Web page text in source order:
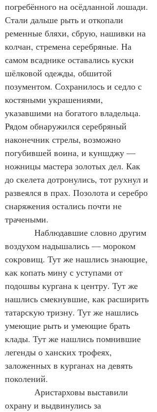
погребённого на осёдланной лошади.
Стали дальше рыть и откопали
ременные бляхи, сбрую, нашивки на
колчан, стремена серебряные. На
самом всаднике оставались куски
шёлковой одежды, обшитой
позументом. Сохранилось и седло с
костяными украшениями,
указавшими на богатого владельца.
Рядом обнаружился серебряный
наконечник стрелы, возможно
погубившей воина, и куншджу —
ножницы мастера золотых дел. Как
до скелета дотронулись, тот рухнул и
развеялся в прах. Позолота и серебро
снаряжения остались почти не
трачеными.
воздухом надышались — мороком
сокровищ. Тут же нашлись знающие,
как копать мину с уступами от
подошвы кургана к центру. Тут же
нашлись смекнувшие, как расширить
татарскую тризну. Тут же нашлись
умеющие рыть и умеющие брать
клады. Тут же нашлись помнившие
легенды о ханских трофеях,
заложенных в курганах на девять
поколений.
охрану и выдвинулись за